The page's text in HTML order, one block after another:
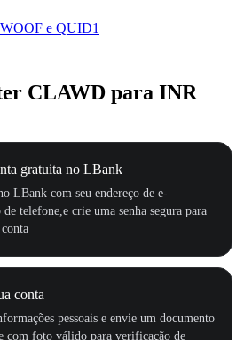
e QUID1
CLAWD para INR
gratuita no LBank
LBank com seu endereço de e-
telefone,e crie uma senha segura para
conta
pessoais e envie um documento
com foto válido para verificação de